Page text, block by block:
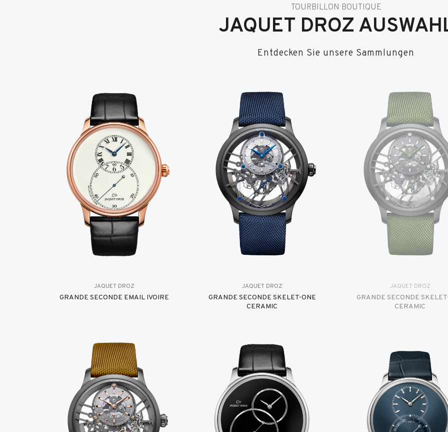
TOURBILLON BOUTIQUE
JAQUET DROZ
Entdecken Sie unsere Sammlungen
JAQUET DROZ
GRANDE SECONDE EMAIL IVOIRE
JAQUET DROZ
GRANDE SECONDE SKELET-ONE
CERAMIC
JAQUET DROZ
GRANDE SECONDE
CERAMIC